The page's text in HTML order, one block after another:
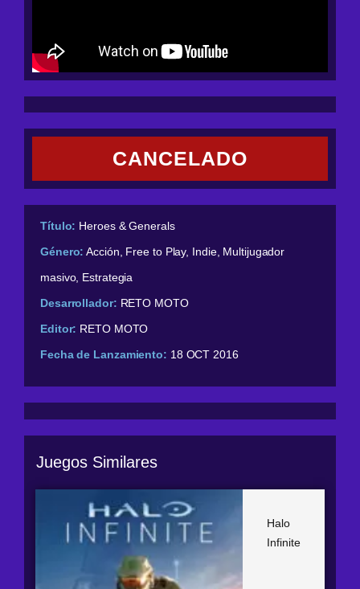
CANCELADO
Título: Heroes & Generals
Género: Acción, Free to Play, Indie, Multijugador
masivo, Estrategia
Desarrollador: RETO MOTO
Editor: RETO MOTO
Fecha de Lanzamiento: 18 OCT 2016
Juegos Similares
Halo
Infinite